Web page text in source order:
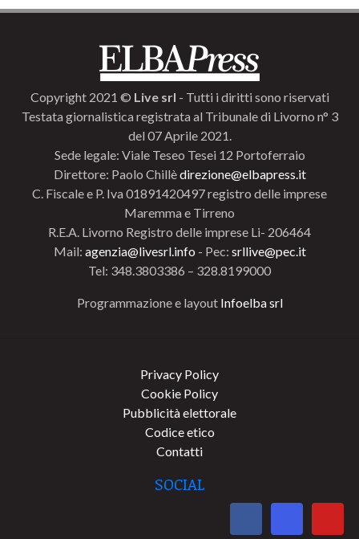
Copyright 2021 © Live srl - Tutti i diritti sono riservati
Testata giornalistica registrata al Tribunale di Livorno n° 3
del 07 Aprile 2021.
Sede legale: Viale Teseo Tesei 12 Portoferraio
Direttore: Paolo Chillèdirezione@elbapress.it
C. Fiscale e P. Iva 01891420497 registro delle imprese
Maremma e Tirreno
R.E.A. Livorno Registro delle imprese Li- 206464
Mail: agenzia@livesrl.info - Pec: srllive@pec.it
Tel: 348.3803386 – 328.8199000
Programmazione e layout Infoelba srl
Privacy Policy
Cookie Policy
Pubblicità elettorale
Codice etico
Contatti
SOCIAL